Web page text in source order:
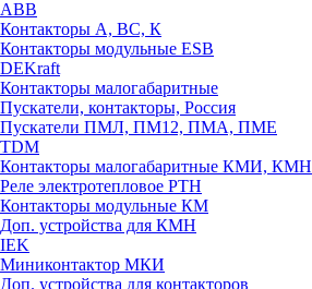
ABB
Контакторы А, ВС, К
Контакторы модульные ESB
DEKraft
Контакторы малогабаритные
Пускатели, контакторы, Россия
Пускатели ПМЛ, ПМ12, ПМА, ПМЕ
TDM
Контакторы малогабаритные КМИ, КМН
Реле электротепловое РТН
Контакторы модульные КМ
Доп. устройства для КМН
IEK
Миниконтактор МКИ
Доп. устройства для контакторов